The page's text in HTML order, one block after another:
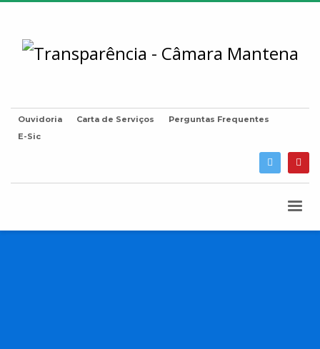
Ouvidoria Carta de Serviços
Perguntas Frequentes
E-Sic